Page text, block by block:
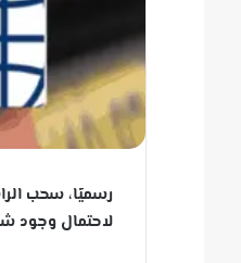
رسميًا، سحب
لاحتمال وجود